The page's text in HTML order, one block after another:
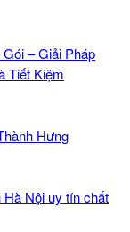
– Giải Pháp
Tiết Kiệm
Hưng
Nội uy tín chất